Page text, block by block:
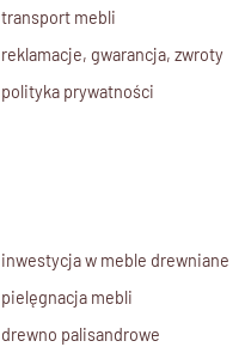
transport mebli
reklamacje, gwarancja, zwroty
polityka prywatności
inwestycja w meble drewniane
pielęgnacja mebli
drewno palisandrowe